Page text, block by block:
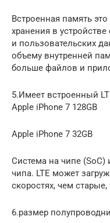
Встроенная память
хранения в
и пользовательских
объему внутренней
больше файлов и
5.Имеет встроенный
Apple iPhone 7 128GB
Apple iPhone 7 32GB
Система на чипе (SoC)
чипа. LTE может
скоростях, чем старые,
6.размер